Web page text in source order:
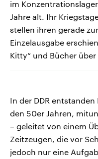
im
Jahre alt. Ihr
stellen ihren gerade
Einzelausgabe
Kitty“ und Bücher
In der DDR
den 50er Jahren,
– geleitet von einem
Zeitzeugen, die vor
jedoch nur eine